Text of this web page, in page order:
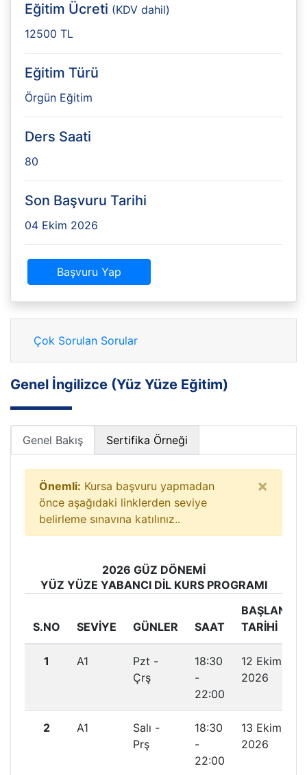
Genel İngilizce (Yüz Yüze Eğitim)
Genel Bakış Sertifika Örneği
Önemli: Kursa başvuru yapmadan
önce aşağıdaki linklerden seviye
belirleme sınavına katılınız..
×
2026 GÜZ DÖNEMİ
YÜZ YÜZE YABANCI DIL KURS PROGRAMI
S.NO SEVİYE GÜNLER SAAT
BAŞLANGIÇ
TARİHİ
1 A1
Pzt -
Çrş
18:30
-
22:00
12 Ekim
2026
2 A1
Salı -
Prş
18:30
-
22:00
13 Ekim
2026
Eğitim Ücreti (KDV dahil)
12500 TL
Eğitim Türü
Örgün Eğitim
Ders Saati
80
Son Başvuru Tarihi
04 Ekim 2026
Başvuru Yap
Çok Sorulan Sorular